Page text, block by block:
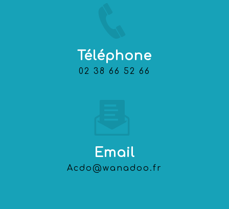
Téléphone
02 38 66 52 66
Email
acdo@wanadoo.fr